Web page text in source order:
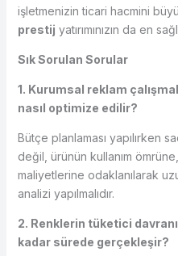
işletmenizin ticari hacmini
prestij yatırımınızın da en
Sık Sorulan Sorular
1. Kurumsal reklam
nasıl optimize edilir?
Bütçe planlaması yapılırken
değil, ürünün kullanım
maliyetlerine odaklanılarak
analizi yapılmalıdır.
2. Renklerin tüketici
kadar sürede gerçekleşir?